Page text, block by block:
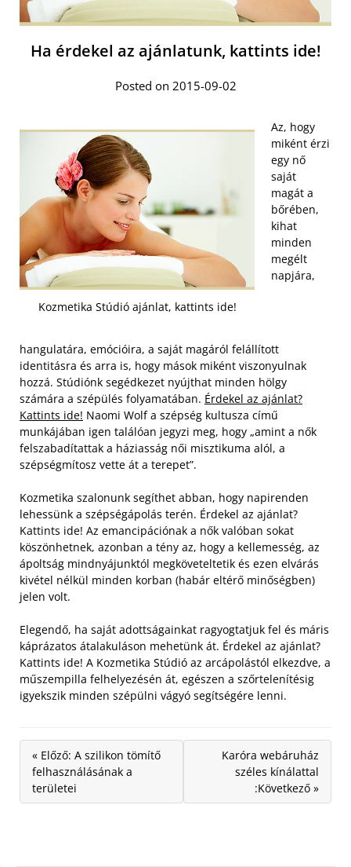
Ha érdekel az ajánlatunk, kattints ide!
Posted on 2015-09-02
Kozmetika Stúdió ajánlat, kattints ide!
Az, hogy
miként érzi
egy nő
saját
magát a
bőrében,
kihat
minden
megélt
napjára,
hangulatára, emócióira, a saját magáról felállított
identitásra és arra is, hogy mások miként viszonyulnak
hozzá. Stúdiónk segédkezet nyújthat minden hölgy
számára a szépülés folyamatában. Érdekel az ajánlat?
Kattints ide! Naomi Wolf a szépség kultusza című
munkájában igen találóan jegyzi meg, hogy „amint a nők
felszabadítattak a háziasság női misztikuma alól, a
szépségmítosz vette át a terepet”.
Kozmetika szalonunk segíthet abban, hogy napirenden
lehessünk a szépségápolás terén. Érdekel az ajánlat?
Kattints ide! Az emancipációnak a nők valóban sokat
köszönhetnek, azonban a tény az, hogy a kellemesség, az
ápoltság mindnyájunktól megköveteltetik és ezen elvárás
kivétel nélkül minden korban (habár eltérő minőségben)
jelen volt.
Elegendő, ha saját adottságainkat ragyogtatjuk fel és máris
káprázatos átalakuláson mehetünk át. Érdekel az ajánlat?
Kattints ide! A Kozmetika Stúdió az arcápolástól elkezdve, a
műszempilla felhelyezésén át, egészen a szőrtelenítésig
igyekszik minden szépülni vágyó segítségére lenni.
« Előző: A szilikon tömítő
felhasználásának a
területei
Karóra webáruház
széles kínálattal
:Következő »